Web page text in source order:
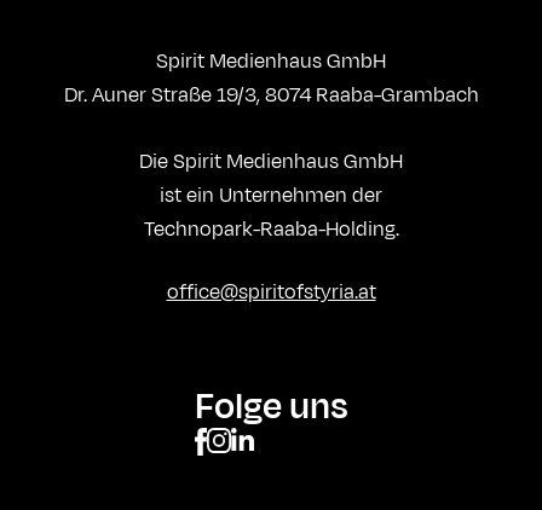
Spirit Medienhaus GmbH
Dr. Auner Straße 19/3, 8074 Raaba-Grambach
Die Spirit Medienhaus GmbH
ist ein Unternehmen der
Technopark-Raaba-Holding.
office@spiritofstyria.at
Folge uns